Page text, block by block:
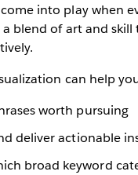
into play when
a blend of art and
can help
worth pursuing
deliver actionable
broad keyword